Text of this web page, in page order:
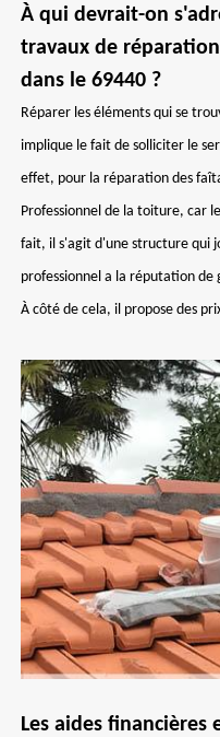
À qui devrait-on
travaux de
dans le 69440 ?
Réparer les éléments qui se
implique le fait de solliciter le
effet, pour la réparation des
Professionnel de la toiture, car
fait, il s'agit d'une structure qui
professionnel a la réputation
À côté de cela, il propose des
Les aides